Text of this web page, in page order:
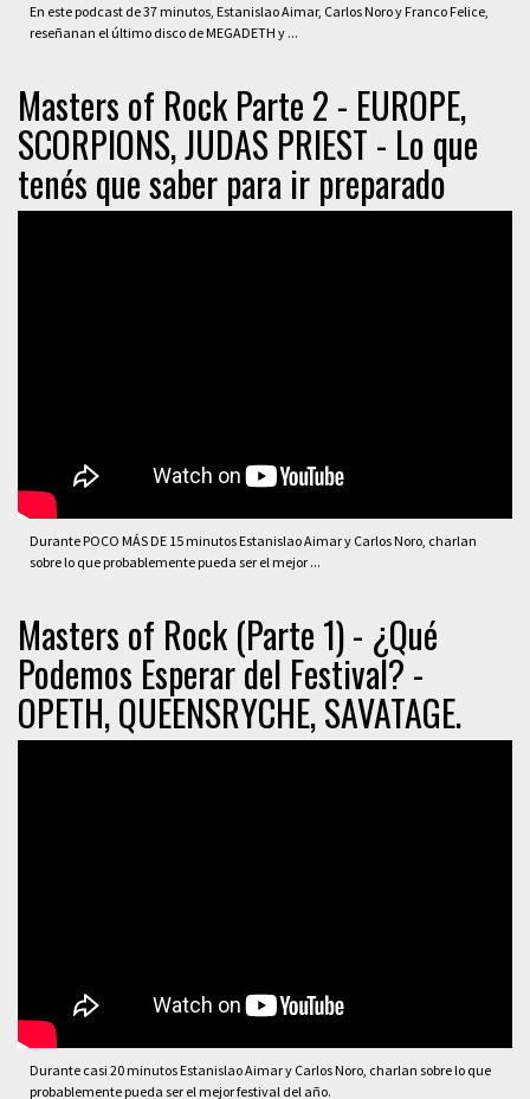
En este podcast de 37 minutos, Estanislao Aimar, Carlos Noro y Franco Felice,
reseñanan el último disco de MEGADETH y ...
Masters of Rock Parte 2 - EUROPE,
SCORPIONS, JUDAS PRIEST - Lo que
tenés que saber para ir preparado
Durante POCO MÁS DE 15 minutos Estanislao Aimar y Carlos Noro, charlan
sobre lo que probablemente pueda ser el mejor ...
Masters of Rock (Parte 1) - ¿Qué
Podemos Esperar del Festival? -
OPETH, QUEENSRYCHE, SAVATAGE.
Durante casi 20 minutos Estanislao Aimar y Carlos Noro, charlan sobre lo que
probablemente pueda ser el mejor festival del año.